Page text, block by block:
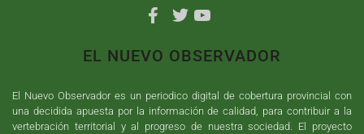
EL NUEVO OBSERVADOR
El Nuevo Observador es un periodico digital de cobertura provincial con
una decidida apuesta por la información de calidad, para contribuir a la
vertebración territorial y al progreso de nuestra sociedad. El proyecto